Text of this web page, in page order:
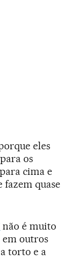
eles
os
cima e
quase
não é muito
em outros
torto e a